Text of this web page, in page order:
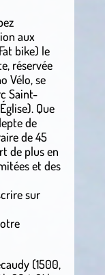
aux
bike) le
réservée
Vélo, se
Saint-
Que
de
de 45
de plus en
et des
sur
(1500,